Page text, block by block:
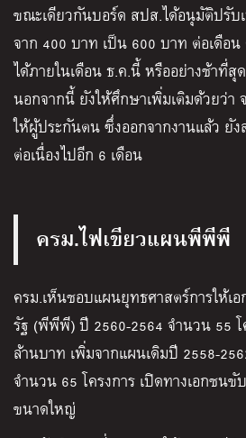
ขณะเดียวกันบอร์ด สปส.ได้อนุมัติปรับ
จาก 400 บาท เป็น 600 บาท ต่อเดือน
ได้ภายในเดือน ธ.ค.นี้ หรืออย่างช้าที่
นอกจากนี้ ยังให้ศึกษาเพิ่มเติมด้วยว่า
ให้ผู้ประกันตน ซึ่งออกจากงานแล้ว ยั
ต่อเนื่องไปอีก 6 เดือน
ครม.ไฟเขียวแผนพีพีพี
ครม.เห็นชอบแผนยุทธศาสตร์การให้เ
รัฐ (พีพีพี) ปี 2560-2564 จำนวน 55 โ
ล้านบาท เพิ่มจากแผนเดิมปี 2558-
จำนวน 65 โครงการ เปิดทางเอกชนขั
ขนาดใหญ่